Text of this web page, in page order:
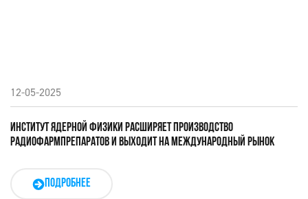
12-05-2025
ИНСТИТУТ ЯДЕРНОЙ ФИЗИКИ РАСШИРЯЕТ ПРОИЗВОДСТВО
РАДИОФАРМПРЕПАРАТОВ И ВЫХОДИТ НА МЕЖДУНАРОДНЫЙ РЫНОК
ПОДРОБНЕЕ